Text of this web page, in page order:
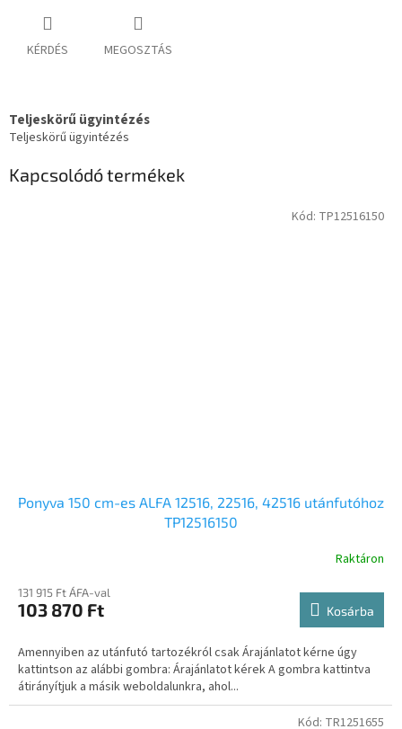
KÉRDÉS MEGOSZTÁS
Teljeskörű ügyintézés
Teljeskörű ügyintézés
Kapcsolódó termékek
Ponyva 150 cm-es ALFA 12516, 22516, 42516 utánfutóhoz
TP12516150
Raktáron
131 915 Ft ÁFA-val
103 870 Ft Kosárba
Amennyiben az utánfutó tartozékról csak Árajánlatot kérne úgy
kattintson az alábbi gombra: Árajánlatot kérek A gombra kattintva
átirányítjuk a másik weboldalunkra, ahol...
Kód: TP12516150
Kód: TR1251655